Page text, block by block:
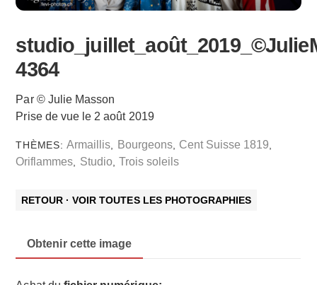
4364
Par © Julie Masson
Prise de vue le 2 août 2019
THÈMES:Armaillis Bourgeons, Cent Suisse 1819
Oriflammes Studio, Trois soleils
RETOUR · VOIR TOUTES LES PHOTOGRAPHIES
Obtenir cette image